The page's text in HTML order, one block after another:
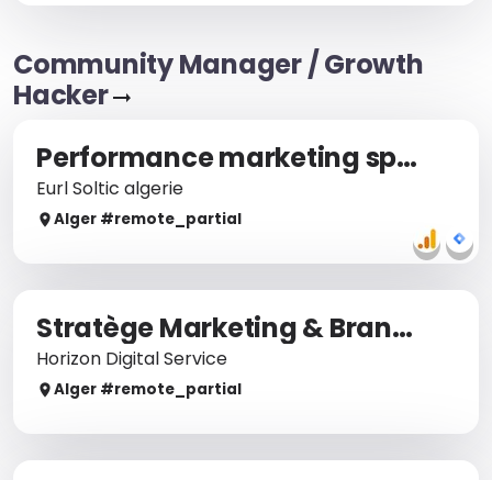
Community Manager / Growth
Hacker
Performance marketing specialist
Eurl Soltic algerie
Alger #remote_ partial
Stratège Marketing & Branding
Horizon Digital Service
Alger #remote_ partial